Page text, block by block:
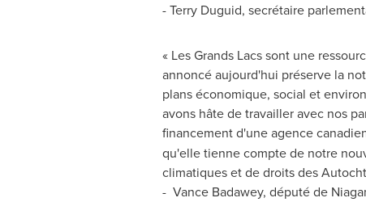
- Terry Duguid, secrétaire
« Les Grands Lacs sont une
annoncé aujourd'hui préserve la
plans économique, social et
avons hâte de travailler avec nos
financement d'une agence
qu'elle tienne compte de notre
climatiques et de droits des
- Vance Badawey, député de